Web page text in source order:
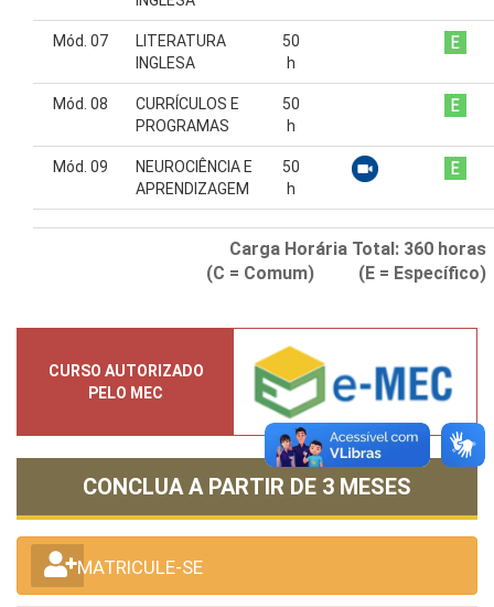
Mód. 07
LITERATURA
INGLESA
50
h
Mód. 08
CURRÍCULOS E
PROGRAMAS
50
h
Mód. 09
NEUROCIÊNCIA E
APRENDIZAGEM
50
h
Carga Horária Total: 360 horas
(C = Comum) (E = Específico)
CURSO AUTORIZADO
PELO MEC
CONCLUA A PARTIR DE 3 MESES
MATRICULE-SE